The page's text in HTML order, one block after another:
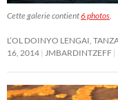
Cette galerie contient6 photos
L’OL DOINYO LENGAI,
16, 2014
JMBARDINTZEFF